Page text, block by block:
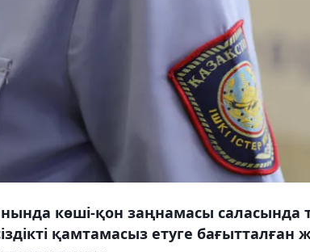
көші-қон заңнамасы саласында
қамтамасыз етуге бағытталған